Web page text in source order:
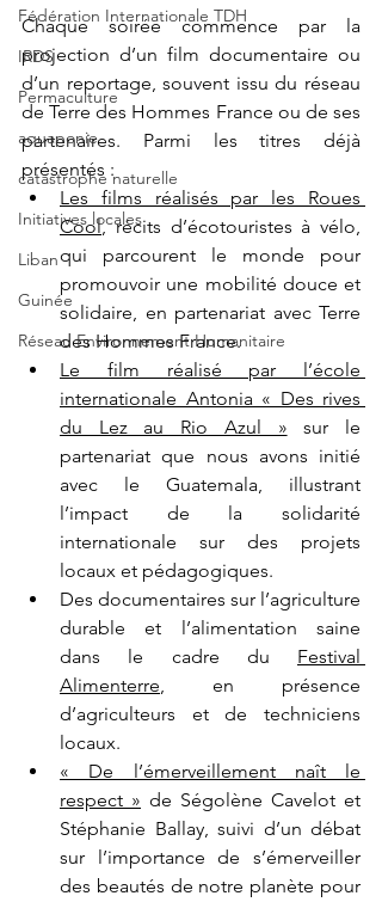
Fédération Internationale TDH
IRDS
Permaculture
aquaponie
catastrophe naturelle
Initiatives locales
Liban
Guinée
Réseau Environnement Humanitaire
Chaque soirée commence par la
projection d’un film documentaire ou
d’un reportage, souvent issu du réseau
de Terre des Hommes France ou de ses
partenaires. Parmi les titres déjà
présentés :
Les films réalisés par les Roues
Cool, récits d’écotouristes à vélo,
qui parcourent le monde pour
promouvoir une mobilité douce et
solidaire, en partenariat avec Terre
des Hommes France.
Le film réalisé par l’école
internationale Antonia « Des rives
du Lez au Rio Azul » sur le
partenariat que nous avons initié
avec le Guatemala, illustrant
l’impact de la solidarité
internationale sur des projets
locaux et pédagogiques.
Des documentaires sur l’agriculture
durable et l’alimentation saine
dans le cadre du Festival
Alimenterre, en présence
d’agriculteurs et de techniciens
locaux.
« De l’émerveillement naît le
respect » de Ségolène Cavelot et
Stéphanie Ballay, suivi d’un débat
sur l’importance de s’émerveiller
des beautés de notre planète pour